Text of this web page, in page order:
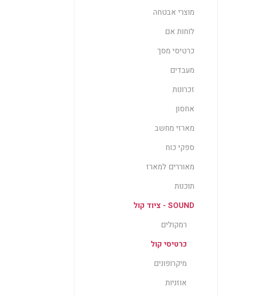
מוצרי אבטחה
לוחות אם
כרטיסי מסך
מעבדים
זכרונות
אחסון
מארזי מחשב
ספקי כוח
מאוררים למארז
תוכנות
SOUND - ציוד קול
רמקולים
כרטיסי קול
מיקרופונים
אוזניות